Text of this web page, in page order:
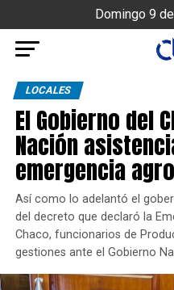
Domingo 9
LOCALES
El Gobierno del
Nación
emergencia
Así como lo adelantó el
del decreto que declaró la
Chaco, funcionarios de
gestiones ante el Gobierno